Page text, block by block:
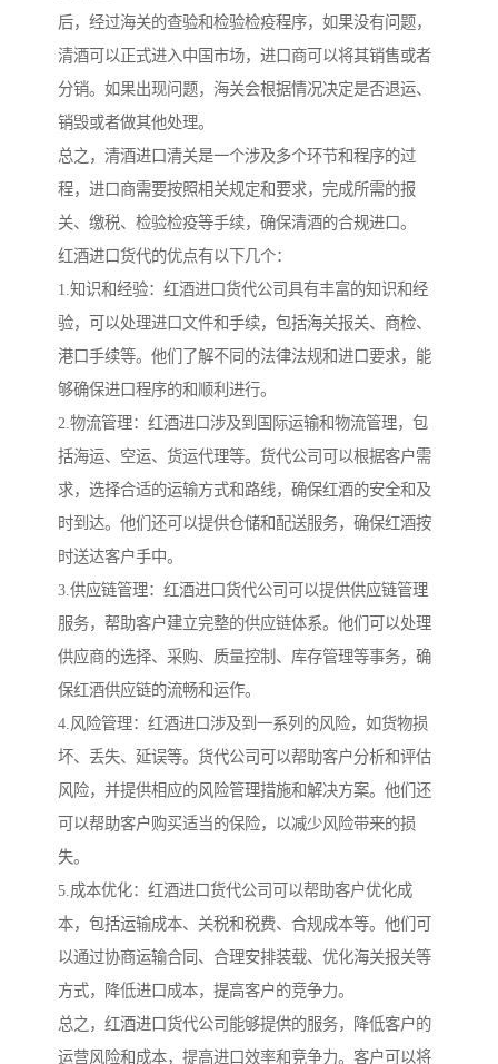
后，经过海关的查验和检验检疫程序，如果没有问题，
清酒可以正式进入中国市场，进口商可以将其销售或者
分销。如果出现问题，海关会根据情况决定是否退运、
销毁或者做其他处理。
总之，清酒进口清关是一个涉及多个环节和程序的过
程，进口商需要按照相关规定和要求，完成所需的报
关、缴税、检验检疫等手续，确保清酒的合规进口。
红酒进口货代的优点有以下几个：
1.知识和经验：红酒进口货代公司具有丰富的知识和经
验，可以处理进口文件和手续，包括海关报关、商检、
港口手续等。他们了解不同的法律法规和进口要求，能
够确保进口程序的和顺利进行。
2.物流管理：红酒进口涉及到国际运输和物流管理，包
括海运、空运、货运代理等。货代公司可以根据客户需
求，选择合适的运输方式和路线，确保红酒的安全和及
时到达。他们还可以提供仓储和配送服务，确保红酒按
时送达客户手中。
3.供应链管理：红酒进口货代公司可以提供供应链管理
服务，帮助客户建立完整的供应链体系。他们可以处理
供应商的选择、采购、质量控制、库存管理等事务，确
保红酒供应链的流畅和运作。
4.风险管理：红酒进口涉及到一系列的风险，如货物损
坏、丢失、延误等。货代公司可以帮助客户分析和评估
风险，并提供相应的风险管理措施和解决方案。他们还
可以帮助客户购买适当的保险，以减少风险带来的损
失。
5.成本优化：红酒进口货代公司可以帮助客户优化成
本，包括运输成本、关税和税费、合规成本等。他们可
以通过协商运输合同、合理安排装载、优化海关报关等
方式，降低进口成本，提高客户的竞争力。
总之，红酒进口货代公司能够提供的服务，降低客户的
运营风险和成本，提高进口效率和竞争力。客户可以将